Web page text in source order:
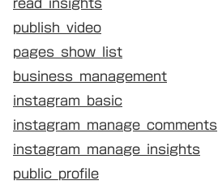
read_insights
publish_video
pages_show_list
business_management
instagram_basic
instagram_manage_comments
instagram_manage_insights
public_profile